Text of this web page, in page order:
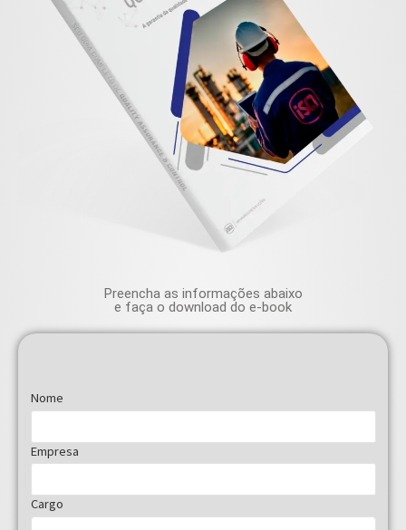
Preencha as informações abaixo
e faça o download do e-book